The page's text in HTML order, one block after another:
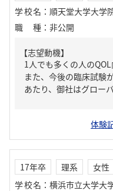
学校名 ： 順天堂大学大学
職種 ： 非公開
【志望動機】
1人でも多くの人の
また、今後の臨床試験
あたり、御社はグロー
体験
17年卒 理系
女性
学校名 ： 横浜市立大学大